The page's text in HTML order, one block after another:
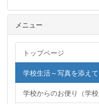
メニュー
トップページ
学校生活～写真を添えて
学校からのお便り（学